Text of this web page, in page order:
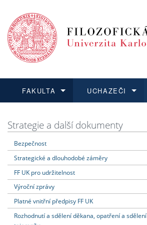
FAKULTA
Dozvědět se více
UCHAZEČI
Podat přihlášku
Dozvědět se více
Dozvědět se více
Dozvědět se více
Strategie a další dokumenty
Bezpečnost
Strategické a dlouhodobé záměry
FF UK pro udržitelnost
Výroční zprávy
Platné vnitřní předpisy FF UK
Rozhodnutí a sdělení děkana, opatření a sdělení